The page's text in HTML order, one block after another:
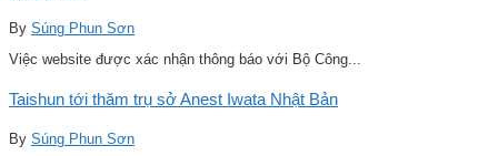
By Súng Phun Sơn
Việc website được xác nhận thông báo với Bộ Công...
Taishun tới thăm trụ sở Anest Iwata Nhật Bản
By Súng Phun Sơn